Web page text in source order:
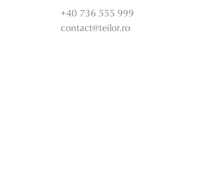
+40 736 555 999
contact@teilor.ro